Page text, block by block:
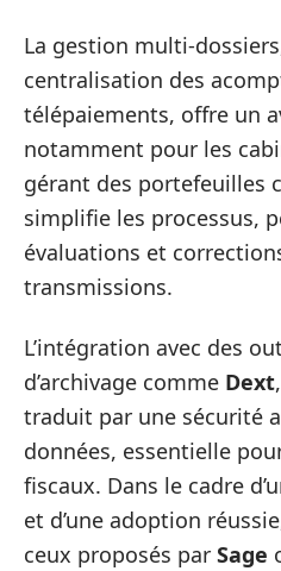
La gestion multi-
centralisation des
télépaiements, offre un
notamment pour les
gérant des portefeuilles
simplifie les processus,
évaluations et
transmissions.
L’intégration avec des
d’archivage comme Dext,
traduit par une sécurité
données, essentielle
fiscaux. Dans le cadre
et d’une adoption
ceux proposés par Sage